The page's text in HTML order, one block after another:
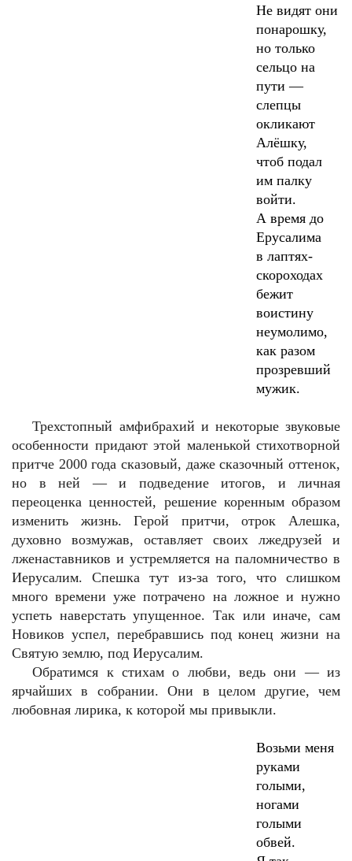
Не видят они
понарошку,
но только
сельцо на
пути —
слепцы
окликают
Алёшку,
чтоб подал
им палку
войти.
А время до
Ерусалима
в лаптях-
скороходах
бежит
воистину
неумолимо,
как разом
прозревший
мужик.
Трехстопный амфибрахий и некоторые звуковые
особенности придают этой маленькой стихотворной
притче 2000 года сказовый, даже сказочный оттенок,
но в ней — и подведение итогов, и личная
переоценка ценностей, решение коренным образом
изменить жизнь. Герой притчи, отрок Алешка,
духовно возмужав, оставляет своих лжедрузей и
лженаставников и устремляется на паломничество в
Иерусалим. Спешка тут из-за того, что слишком
много времени уже потрачено на ложное и нужно
успеть наверстать упущенное. Так или иначе, сам
Новиков успел, перебравшись под конец жизни на
Святую землю, под Иерусалим.
Обратимся к стихам о любви, ведь они — из
ярчайших в собрании. Они в целом другие, чем
любовная лирика, к которой мы привыкли.
Возьми меня
руками
голыми,
ногами
голыми
обвей.